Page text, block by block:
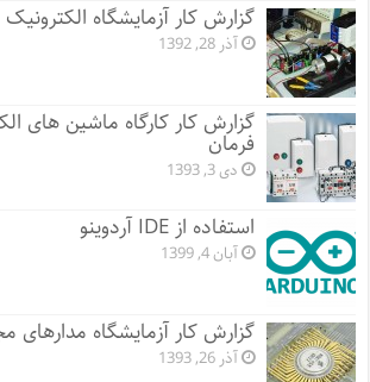
گزارش کار آزمایشگاه
آذر 28, 1392
گزارش کار کارگاه ماشین های
فرمان
دی 3, 1393
استفاده از IDE آردوینو
آبان 4, 1399
گزارش کار آزمایشگاه
آذر 26, 1393